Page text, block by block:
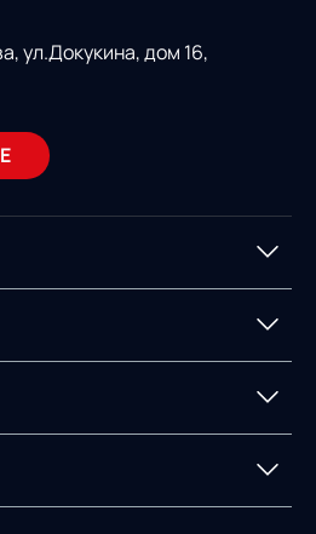
ул.Докукина, дом 16,
Импортозамещение